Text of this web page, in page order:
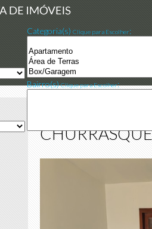
Categoria(s) Clique para Escolher:
Bairro(s)Clique para Escolher: